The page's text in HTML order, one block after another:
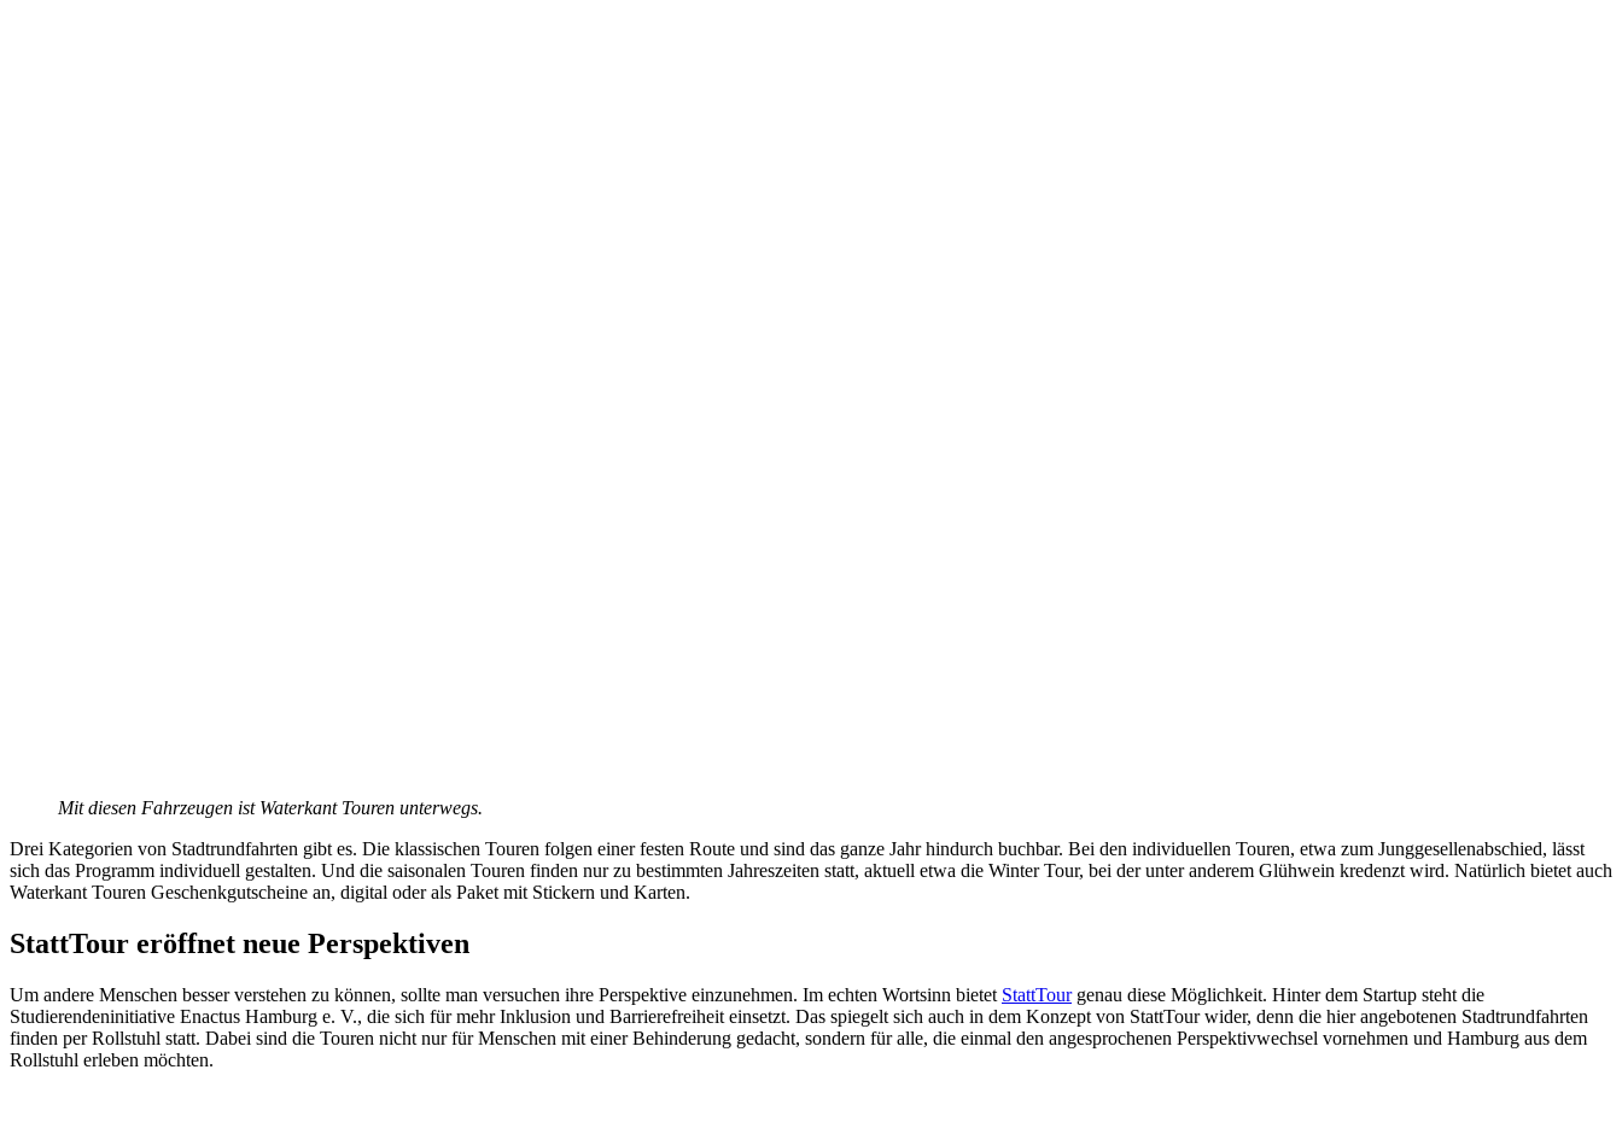
Mit diesen Fahrzeugen ist Waterkant Touren unterwegs.
Drei Kategorien von Stadtrundfahrten gibt es. Die klassischen Touren folgen einer festen Route und sind das ganze Jahr hindurch buchbar. Bei den individuellen Touren, etwa zum Junggesellenabschied, lässt
sich das Programm individuell gestalten. Und die saisonalen Touren finden nur zu bestimmten Jahreszeiten statt, aktuell etwa die Winter Tour, bei der unter anderem Glühwein kredenzt wird. Natürlich bietet auch
Waterkant Touren Geschenkgutscheine an, digital oder als Paket mit Stickern und Karten.
StattTour eröffnet neue Perspektiven
Um andere Menschen besser verstehen zu können, sollte man versuchen ihre Perspektive einzunehmen. Im echten Wortsinn bietet StattTourgenau diese Möglichkeit. Hinter dem Startup steht die
Studierendeninitiative Enactus Hamburg e. V., die sich für mehr Inklusion und Barrierefreiheit einsetzt. Das spiegelt sich auch in dem Konzept von StattTour wider, denn die hier angebotenen Stadtrundfahrten
finden per Rollstuhl statt. Dabei sind die Touren nicht nur für Menschen mit einer Behinderung gedacht, sondern für alle, die einmal den angesprochenen Perspektivwechsel vornehmen und Hamburg aus dem
Rollstuhl erleben möchten.